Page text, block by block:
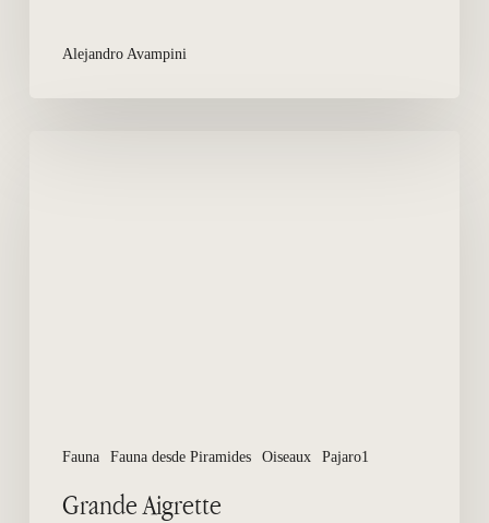
Alejandro Avampini
Fauna Fauna desde Piramides Oiseaux Pajaro1
Grande Aigrette